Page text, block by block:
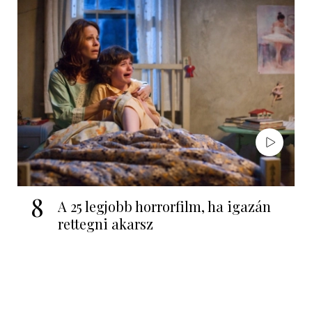
8
A 25 legjobb horrorfilm, ha igazán
rettegni akarsz